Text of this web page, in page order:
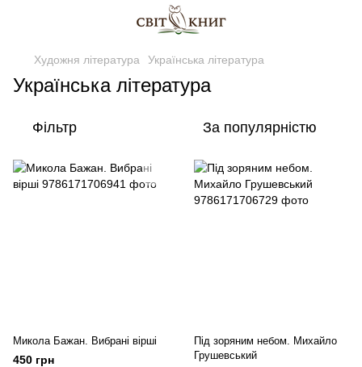
Художня література Українська література
Українська література
Фільтр За популярністю
Микола Бажан. Вибрані вірші
450 грн
Під зоряним небом. Михайло
Грушевський